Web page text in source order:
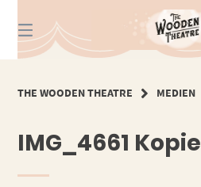
zum
Inhalt
THE WOODEN THEATRE MEDIEN
IMG_4661 Kopie